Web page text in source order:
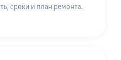
сроки и план ремонта.